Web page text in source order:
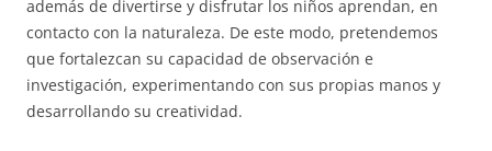
además de divertirse y disfrutar los niños aprendan, en
contacto con la naturaleza. De este modo, pretendemos
que fortalezcan su capacidad de observación e
investigación, experimentando con sus propias manos y
desarrollando su creatividad.